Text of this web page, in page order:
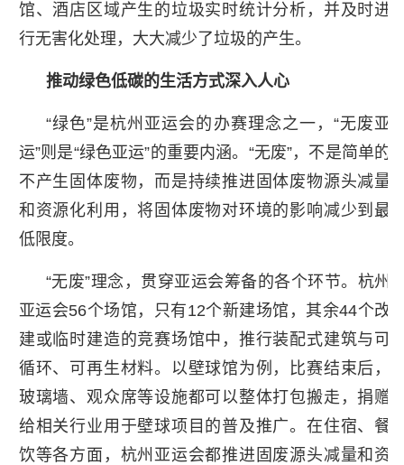
馆、酒店区域产生的垃圾实时统计分析，并及时进
行无害化处理，大大减少了垃圾的产生。
推动绿色低碳的生活方式深入人心
“绿色”是杭州亚运会的办赛理念之一，“无废亚
运”则是“绿色亚运”的重要内涵。“无废”，不是简单的
不产生固体废物，而是持续推进固体废物源头减量
和资源化利用，将固体废物对环境的影响减少到最
低限度。
“无废”理念，贯穿亚运会筹备的各个环节。杭州
亚运会56个场馆，只有12个新建场馆，其余44个改
建或临时建造的竞赛场馆中，推行装配式建筑与可
循环、可再生材料。以壁球馆为例，比赛结束后，
玻璃墙、观众席等设施都可以整体打包搬走，捐赠
给相关行业用于壁球项目的普及推广。在住宿、餐
饮等各方面，杭州亚运会都推进固废源头减量和资